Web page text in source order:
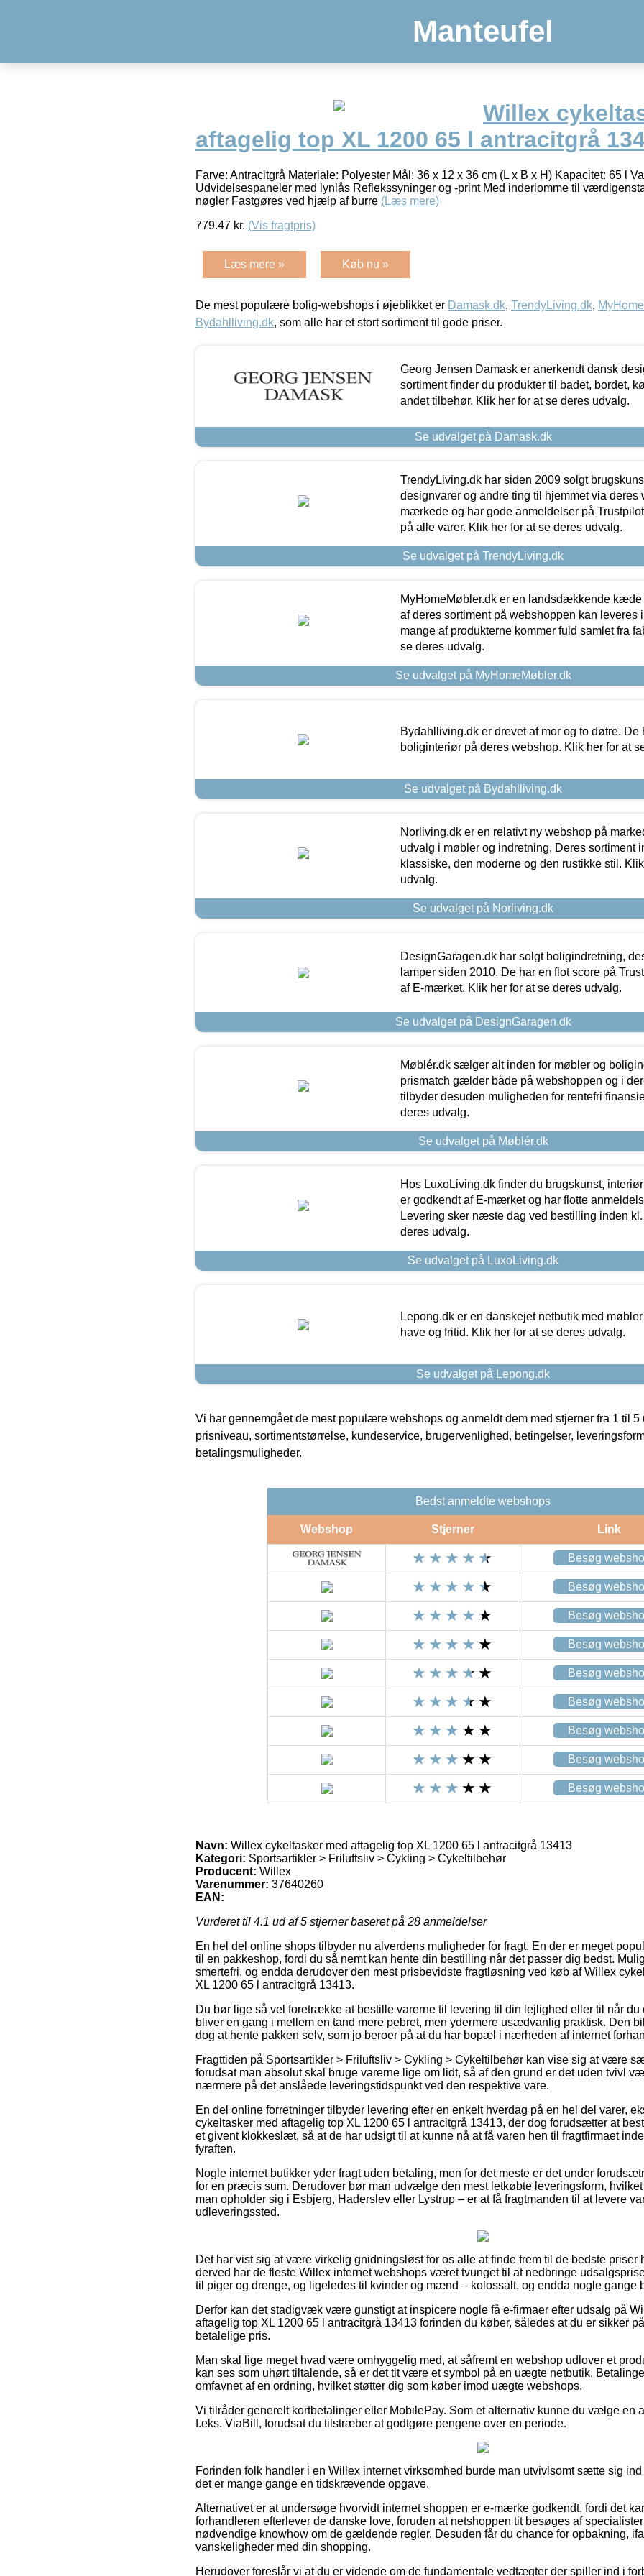
Manteufel
Willex
aftagelig top XL 1200 65 l antracitgrå
Farve: Antracitgrå Materiale: Polyester Mål: 36 x 12 x 36 cm (L x B x H) Kapacitet: 65 l
Udvidelsespaneler med lynlås Reflekssyninger og -print Med inderlomme til
nøgler Fastgøres ved hjælp af burre (Læs mere)
779.47 kr. (Vis fragtpris)
Læs mere » Køb nu »
De mest populære bolig-webshops i øjeblikket er Damask.dk, TrendyLiving.dk,
Bydahlliving.dk, som alle har et stort sortiment til gode priser.
Georg Jensen Damask er anerkendt dansk
sortiment finder du produkter til badet, bordet,
andet tilbehør. Klik her for at se deres udvalg.
Se udvalget på Damask.dk
TrendyLiving.dk har siden 2009 solgt
designvarer og andre ting til hjemmet via deres
mærkede og har gode anmeldelser på
på alle varer. Klik her for at se deres udvalg.
Se udvalget på TrendyLiving.dk
MyHomeMøbler.dk er en landsdækkende kæde
af deres sortiment på webshoppen kan leveres
mange af produkterne kommer fuld samlet fra
se deres udvalg.
Se udvalget på MyHomeMøbler.dk
Bydahlliving.dk er drevet af mor og to døtre. De
boliginteriør på deres webshop. Klik her for at
Se udvalget på Bydahlliving.dk
Norliving.dk er en relativt ny webshop på
udvalg i møbler og indretning. Deres sortiment
klassiske, den moderne og den rustikke stil.
udvalg.
Se udvalget på Norliving.dk
DesignGaragen.dk har solgt boligindretning,
lamper siden 2010. De har en flot score på
af E-mærket. Klik her for at se deres udvalg.
Se udvalget på DesignGaragen.dk
Møblér.dk sælger alt inden for møbler og
prismatch gælder både på webshoppen og i
tilbyder desuden muligheden for rentefri
deres udvalg.
Se udvalget på Møblér.dk
Hos LuxoLiving.dk finder du brugskunst,
er godkendt af E-mærket og har flotte
Levering sker næste dag ved bestilling inden
deres udvalg.
Se udvalget på LuxoLiving.dk
Lepong.dk er en danskejet netbutik med
have og fritid. Klik her for at se deres udvalg.
Se udvalget på Lepong.dk
Vi har gennemgået de mest populære webshops og anmeldt dem med stjerner fra 1 til 5
prisniveau, sortimentstørrelse, kundeservice, brugervenlighed, betingelser,
betalingsmuligheder.
Bedst anmeldte webshops
Webshop Stjerner Link
Besøg
Besøg
Besøg
Besøg
Besøg
Besøg
Besøg
Besøg
Besøg
Navn: Willex cykeltasker med aftagelig top XL 1200 65 l antracitgrå 13413
Kategori: Sportsartikler > Friluftsliv > Cykling > Cykeltilbehør
Producent: Willex
Varenummer: 37640260
EAN:
Vurderet til 4.1 ud af 5 stjerner baseret på 28 anmeldelser
En hel del online shops tilbyder nu alverdens muligheder for fragt. En der er meget
til en pakkeshop, fordi du så nemt kan hente din bestilling når det passer dig bedst.
smertefri, og endda derudover den mest prisbevidste fragtløsning ved køb af Willex
XL 1200 65 l antracitgrå 13413.
Du bør lige så vel foretrække at bestille varerne til levering til din lejlighed eller til når du
bliver en gang i mellem en tand mere pebret, men ydermere usædvanlig praktisk. Den
dog at hente pakken selv, som jo beroer på at du har bopæl i nærheden af internet
Fragttiden på Sportsartikler > Friluftsliv > Cykling > Cykeltilbehør kan vise sig at være
forudsat man absolut skal bruge varerne lige om lidt, så af den grund er det uden tvivl
nærmere på det anslåede leveringstidspunkt ved den respektive vare.
En del online forretninger tilbyder levering efter en enkelt hverdag på en hel del varer,
cykeltasker med aftagelig top XL 1200 65 l antracitgrå 13413, der dog forudsætter at
et givent klokkeslæt, så at de har udsigt til at kunne nå at få varen hen til fragtfirmaet
fyraften.
Nogle internet butikker yder fragt uden betaling, men for det meste er det under
for en præcis sum. Derudover bør man udvælge den mest letkøbte leveringsform,
man opholder sig i Esbjerg, Haderslev eller Lystrup – er at få fragtmanden til at levere
udleveringssted.
Det har vist sig at være virkelig gnidningsløst for os alle at finde frem til de bedste priser
derved har de fleste Willex internet webshops været tvunget til at nedbringe
til piger og drenge, og ligeledes til kvinder og mænd – kolossalt, og endda nogle gange
Derfor kan det stadigvæk være gunstigt at inspicere nogle få e-firmaer efter udsalg på
aftagelig top XL 1200 65 l antracitgrå 13413 forinden du køber, således at du er sikker
betalelige pris.
Man skal lige meget hvad være omhyggelig med, at såfremt en webshop udlover et
kan ses som uhørt tiltalende, så er det tit være et symbol på en uægte netbutik.
omfavnet af en ordning, hvilket støtter dig som køber imod uægte webshops.
Vi tilråder generelt kortbetalinger eller MobilePay. Som et alternativ kunne du vælge en
f.eks. ViaBill, forudsat du tilstræber at godtgøre pengene over en periode.
Forinden folk handler i en Willex internet virksomhed burde man utvivlsomt sætte sig
det er mange gange en tidskrævende opgave.
Alternativet er at undersøge hvorvidt internet shoppen er e-mærke godkendt, fordi det
forhandleren efterlever de danske love, foruden at netshoppen tit besøges af
nødvendige knowhow om de gældende regler. Desuden får du chance for opbakning,
vanskeligheder med din shopping.
Herudover foreslår vi at du er vidende om de fundamentale vedtægter der spiller ind i